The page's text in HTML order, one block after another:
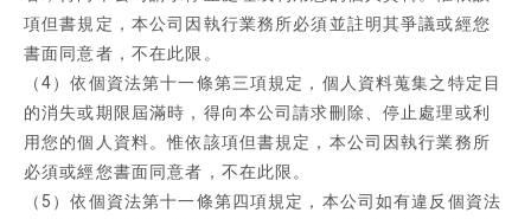
項但書規定，本公司因執行業務所必須並註明其爭議或經您
書面同意者，不在此限。
（4）依個資法第十一條第三項規定，個人資料蒐集之特定目
的消失或期限屆滿時，得向本公司請求刪除、停止處理或利
用您的個人資料。惟依該項但書規定，本公司因執行業務所
必須或經您書面同意者，不在此限。
（5）依個資法第十一條第四項規定，本公司如有違反個資法